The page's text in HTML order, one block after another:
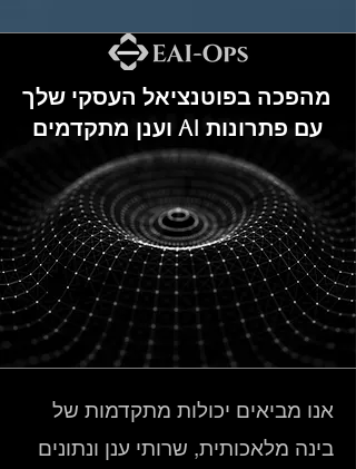
מהפכה בפוטנציאל העסקי שלך
עם פתרונות AI וענן מתקדמים
אנו מביאים יכולות מתקדמות של
בינה מלאכותית, שרותי ענן ונתונים